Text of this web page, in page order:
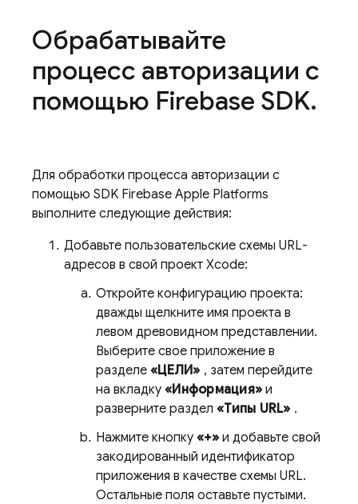
Обрабатывайте
процесс авторизации с
помощью Firebase SDK.
Для обработки процесса авторизации с
помощью SDK Firebase Apple Platforms
выполните следующие действия:
Добавьте пользовательские схемы URL-
адресов в свой проект Xcode:
Откройте конфигурацию проекта:
дважды щелкните имя проекта в
левом древовидном представлении.
Выберите свое приложение в
разделе «ЦЕЛИ» , затем перейдите
на вкладку «Информация» и
разверните раздел «Типы URL» .
Нажмите кнопку «+»и добавьте свой
закодированный идентификатор
приложения в качестве схемы URL.
Остальные поля оставьте пустыми.